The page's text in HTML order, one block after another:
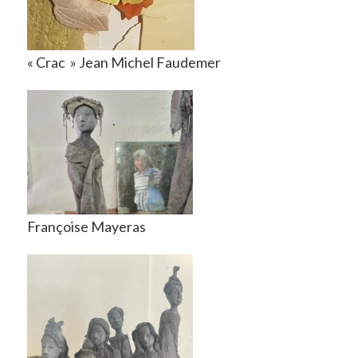
« Crac » Jean Michel Faudemer
Françoise Mayeras